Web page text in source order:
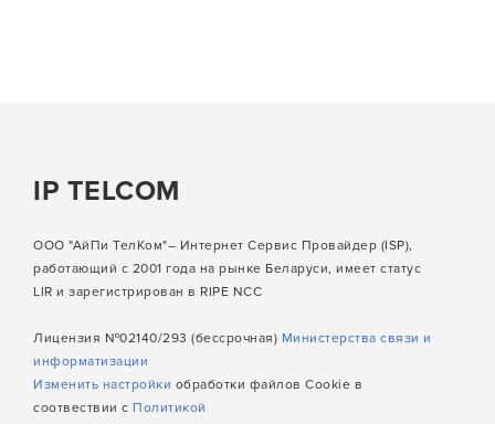
IP TELCOM
ООО "АйПи ТелКом"– Интернет Сервис Провайдер (ISP),
работающий с 2001 года на рынке Беларуси, имеет статус
LIR и зарегистрирован в RIPE NCC
Лицензия №02140/293 (бессрочная) Министерства связи и
информатизации
Изменить настройки обработки файлов Cookie в
соотвествии с Политикой